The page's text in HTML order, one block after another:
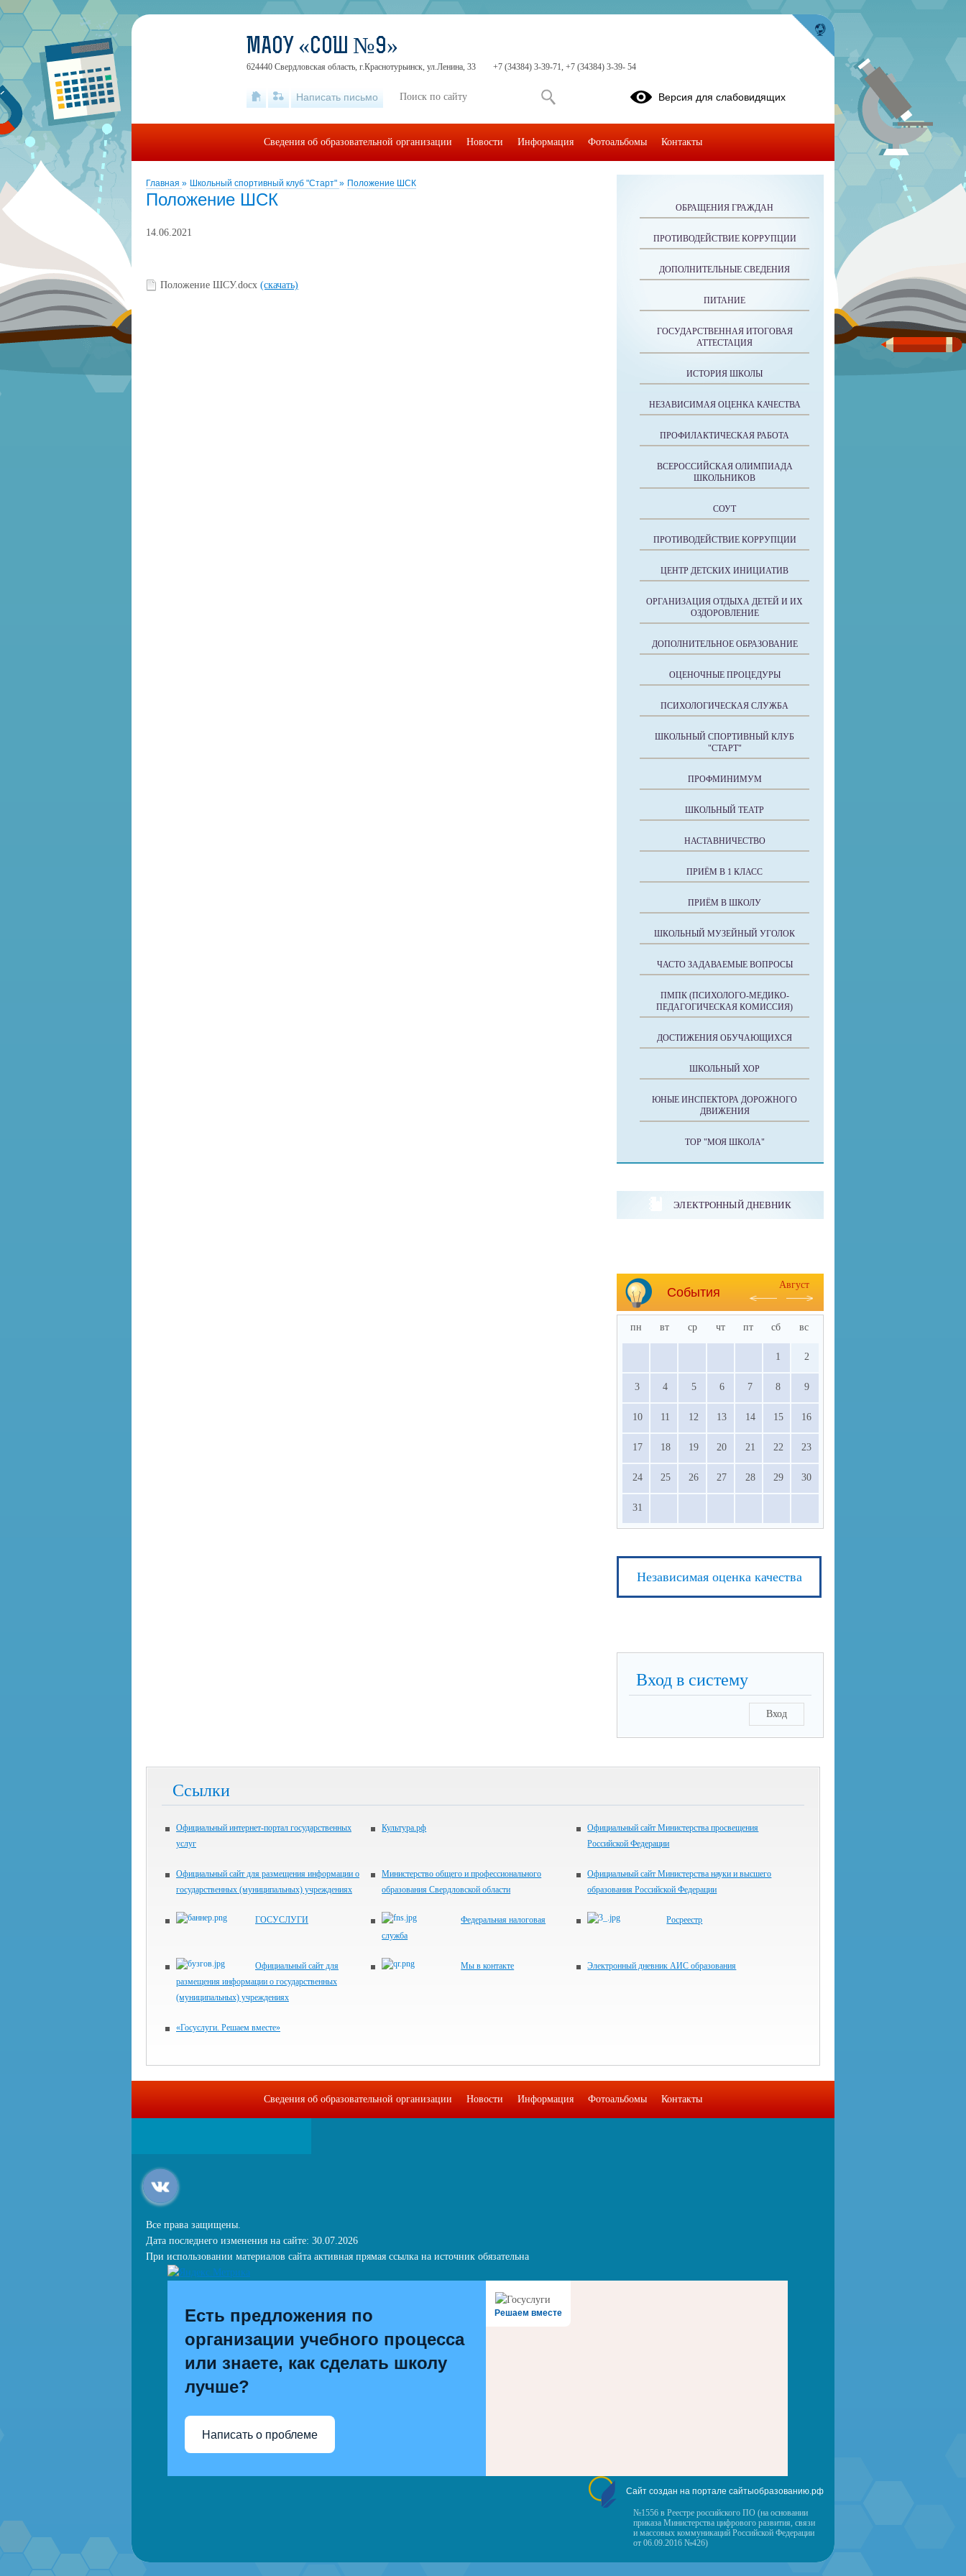
Главная » Школьный спортивный клуб "Старт" » Положение ШСК
Положение ШСК
14.06.2021
Положение ШСУ.docx (скачать)
ОБРАЩЕНИЯ ГРАЖДАН
ПРОТИВОДЕЙСТВИЕ КОРРУПЦИИ
ДОПОЛНИТЕЛЬНЫЕ СВЕДЕНИЯ
ПИТАНИЕ
ГОСУДАРСТВЕННАЯ ИТОГОВАЯ
АТТЕСТАЦИЯ
ИСТОРИЯ ШКОЛЫ
НЕЗАВИСИМАЯ ОЦЕНКА КАЧЕСТВА
ПРОФИЛАКТИЧЕСКАЯ РАБОТА
ВСЕРОССИЙСКАЯ ОЛИМПИАДА
ШКОЛЬНИКОВ
СОУТ
ПРОТИВОДЕЙСТВИЕ КОРРУПЦИИ
ЦЕНТР ДЕТСКИХ ИНИЦИАТИВ
ОРГАНИЗАЦИЯ ОТДЫХА ДЕТЕЙ И ИХ
ОЗДОРОВЛЕНИЕ
ДОПОЛНИТЕЛЬНОЕ ОБРАЗОВАНИЕ
ОЦЕНОЧНЫЕ ПРОЦЕДУРЫ
ПСИХОЛОГИЧЕСКАЯ СЛУЖБА
ШКОЛЬНЫЙ СПОРТИВНЫЙ КЛУБ
"СТАРТ"
ПРОФМИНИМУМ
ШКОЛЬНЫЙ ТЕАТР
НАСТАВНИЧЕСТВО
ПРИЁМ В 1 КЛАСС
ПРИЁМ В ШКОЛУ
ШКОЛЬНЫЙ МУЗЕЙНЫЙ УГОЛОК
ЧАСТО ЗАДАВАЕМЫЕ ВОПРОСЫ
ПМПК (ПСИХОЛОГО-МЕДИКО-
ПЕДАГОГИЧЕСКАЯ КОМИССИЯ)
ДОСТИЖЕНИЯ ОБУЧАЮЩИХСЯ
ШКОЛЬНЫЙ ХОР
ЮНЫЕ ИНСПЕКТОРА ДОРОЖНОГО
ДВИЖЕНИЯ
ТОР "МОЯ ШКОЛА"
ЭЛЕКТРОННЫЙ ДНЕВНИК
События
Август
пн вт ср чт пт сб вс
1 2
3 4 5 6 7 8 9
10 11 12 13 14 15 16
17 18 19 20 21 22 23
24 25 26 27 28 29 30
31
Независимая оценка качества
Вход в систему
Вход
Ссылки
Официальный интернет-портал государственных
услуг
Культура.рф
Официальный сайт Министерства просвещения
Российской Федерации
Официальный сайт для размещения информации о
государственных (муниципальных) учреждениях
Министерство общего и профессионального
образования Свердловской области
Официальный сайт Министерства науки и высшего
образования Российской Федерации
ГОСУСЛУГИ
Федеральная налоговая
служба
Росреестр
Официальный сайт для
размещения информации о государственных
(муниципальных) учреждениях
Мы в контакте Электронный дневник АИС образования
«Госуслуги. Решаем вместе»
МАОУ «СОШ №9»
624440 Свердловская область, г.Краснотурьинск, ул.Ленина, 33 +7 (34384) 3-39-71, +7 (34384) 3-39- 54
Написать письмо Версия для слабовидящих
Сведения об образовательной организации Новости Информация Фотоальбомы Контакты
Сведения об образовательной организации Новости Информация Фотоальбомы Контакты
Все права защищены.
Дата последнего изменения на сайте: 30.07.2026
При использовании материалов сайта активная прямая ссылка на источник обязательна
Решаем вместе
Есть предложения по
организации учебного процесса
или знаете, как сделать школу
лучше?
Написать о проблеме
Сайт создан на портале сайтыобразованию.рф
№1556 в Реестре российского ПО (на основании
приказа Министерства цифрового развития, связи
и массовых коммуникаций Российской Федерации
от 06.09.2016 №426)